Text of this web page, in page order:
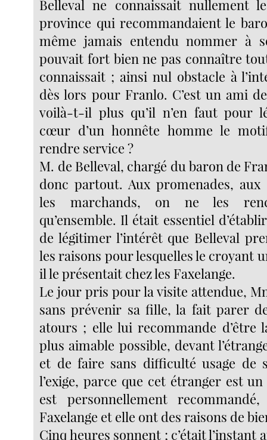
Belleval ne connaissait nullement
province qui recommandaient le
même jamais entendu nommer à
pouvait fort bien ne pas connaître
connaissait ; ainsi nul obstacle à
dès lors pour Franlo. C’est un ami
voilà-t-il plus qu’il n’en faut pour
cœur d’un honnête homme le
rendre service ?
M. de Belleval, chargé du baron de
donc partout. Aux promenades, aux
les marchands, on ne les
qu’ensemble. Il était essentiel
de légitimer l’intérêt que Belleval
les raisons pour lesquelles le croyant
il le présentait chez les Faxelange.
Le jour pris pour la visite attendue,
sans prévenir sa fille, la fait parer
atours ; elle lui recommande d’être
plus aimable possible, devant
et de faire sans difficulté usage de
l’exige, parce que cet étranger est
est personnellement
Faxelange et elle ont des raisons de
Cinq heures sonnent ; c’était l’instant